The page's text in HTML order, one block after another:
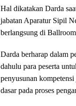
Hal dikatakan Darda
jabatan Aparatur Sipil
berlangsung di
Darda berharap dalam
dahulu para peserta
penyusunan
dasar pada proses